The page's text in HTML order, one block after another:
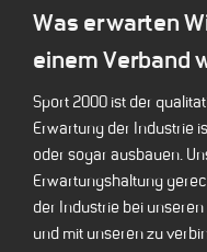
Was erwarten
einem Verband
Sport 2000 ist der
Erwartung der Industrie
oder sogar ausbauen.
Erwartungshaltung
der Industrie bei
und mit unseren zu